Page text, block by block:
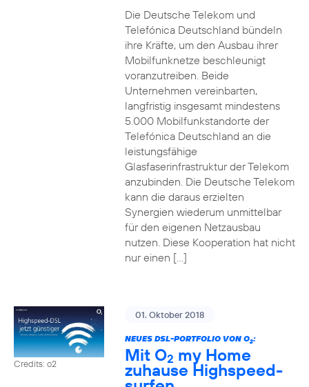
Die Deutsche Telekom und
Telefónica Deutschland bündeln
ihre Kräfte, um den Ausbau ihrer
Mobilfunknetze beschleunigt
voranzutreiben. Beide
Unternehmen vereinbarten,
langfristig insgesamt mindestens
5.000 Mobilfunkstandorte der
Telefónica Deutschland an die
leistungsfähige
Glasfaserinfrastruktur der Telekom
anzubinden. Die Deutsche Telekom
kann die daraus erzielten
Synergien wiederum unmittelbar
für den eigenen Netzausbau
nutzen. Diese Kooperation hat nicht
nur einen […]
Credits: o2
01. Oktober 2018
NEUES DSL-PORTFOLIO VON O2:
Mit O2 my Home
zuhause Highspeed-